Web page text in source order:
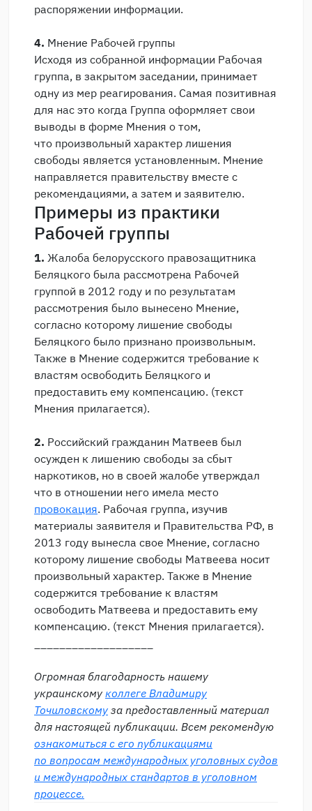
распоряжении информации.
4. Мнение Рабочей группы
Исходя из собранной информации Рабочая
группа, в закрытом заседании, принимает
одну из мер реагирования. Самая позитивная
для нас это когда Группа оформляет свои
выводы в форме Мнения о том,
что произвольный характер лишения
свободы является установленным. Мнение
направляется правительству вместе с
рекомендациями, а затем и заявителю.
Примеры из практики
Рабочей группы
1. Жалоба белорусского правозащитника
Беляцкого была рассмотрена Рабочей
группой в 2012 году и по результатам
рассмотрения было вынесено Мнение,
согласно которому лишение свободы
Беляцкого было признано произвольным.
Также в Мнение содержится требование к
властям освободить Беляцкого и
предоставить ему компенсацию. (текст
Мнения прилагается).
2. Российский гражданин Матвеев был
осужден к лишению свободы за сбыт
наркотиков, но в своей жалобе утверждал
что в отношении него имела место
провокация. Рабочая группа, изучив
материалы заявителя и Правительства РФ, в
2013 году вынесла свое Мнение, согласно
которому лишение свободы Матвеева носит
произвольный характер. Также в Мнение
содержится требование к властям
освободить Матвеева и предоставить ему
компенсацию. (текст Мнения прилагается).
Огромная благодарность нашему
украинскому коллеге Владимиру
Точиловскому за предоставленный материал
для настоящей публикации. Всем рекомендую
ознакомиться с его публикациями
по вопросам международных уголовных судов
и международных стандартов в уголовном
процессе.